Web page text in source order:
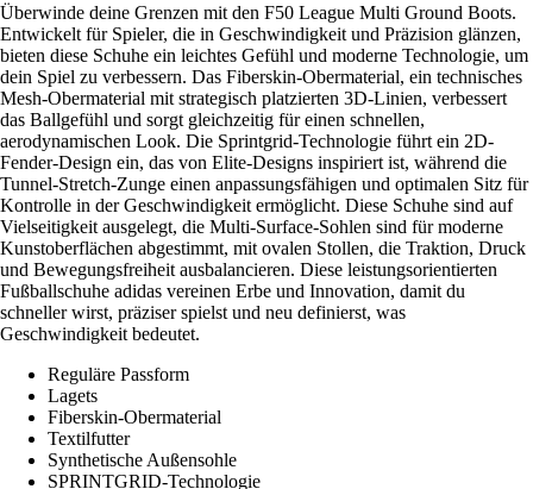
Überwinde deine Grenzen mit den F50 League Multi Ground Boots.
Entwickelt für Spieler, die in Geschwindigkeit und Präzision glänzen,
bieten diese Schuhe ein leichtes Gefühl und moderne Technologie, um
dein Spiel zu verbessern. Das Fiberskin-Obermaterial, ein technisches
Mesh-Obermaterial mit strategisch platzierten 3D-Linien, verbessert
das Ballgefühl und sorgt gleichzeitig für einen schnellen,
aerodynamischen Look. Die Sprintgrid-Technologie führt ein 2D-
Fender-Design ein, das von Elite-Designs inspiriert ist, während die
Tunnel-Stretch-Zunge einen anpassungsfähigen und optimalen Sitz für
Kontrolle in der Geschwindigkeit ermöglicht. Diese Schuhe sind auf
Vielseitigkeit ausgelegt, die Multi-Surface-Sohlen sind für moderne
Kunstoberflächen abgestimmt, mit ovalen Stollen, die Traktion, Druck
und Bewegungsfreiheit ausbalancieren. Diese leistungsorientierten
Fußballschuhe adidas vereinen Erbe und Innovation, damit du
schneller wirst, präziser spielst und neu definierst, was
Geschwindigkeit bedeutet.
Reguläre Passform
Lagets
Fiberskin-Obermaterial
Textilfutter
Synthetische Außensohle
SPRINTGRID-Technologie